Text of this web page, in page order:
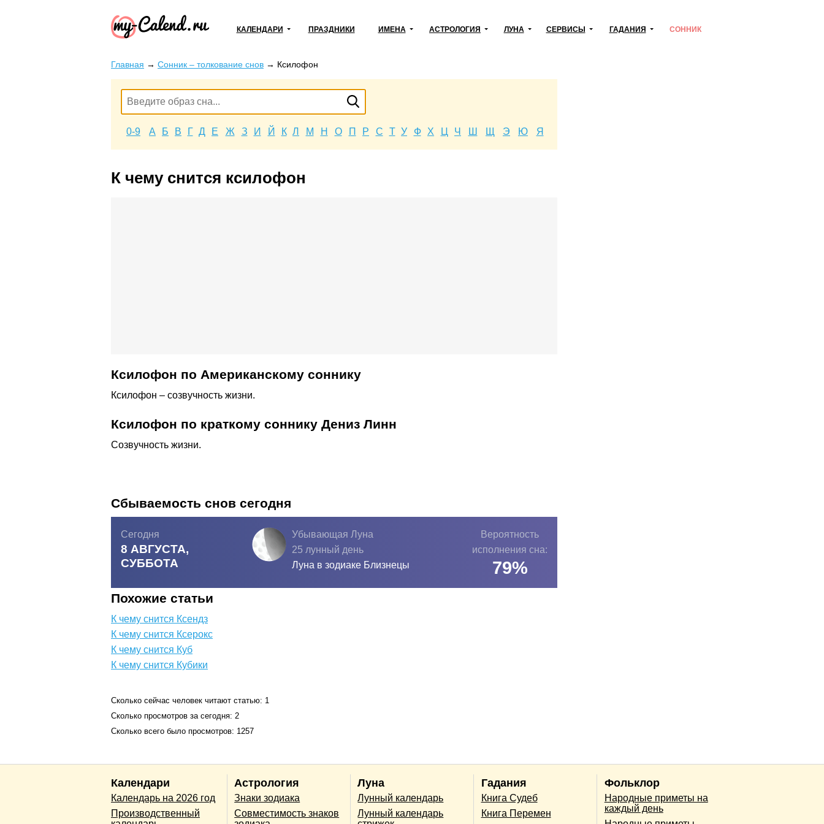
КАЛЕНДАРИ ПРАЗДНИКИ ИМЕНА АСТРОЛОГИЯ ЛУНА СЕРВИСЫ ГАДАНИЯ СОННИК
Главная → Сонник – толкование снов → Ксилофон
0-9 А Б В Г Д Е Ж З И Й К Л М Н О П Р С Т У Ф Х Ц Ч Ш Щ Э Ю Я
К чему снится ксилофон
Ксилофон по Американскому соннику
Ксилофон – созвучность жизни.
Ксилофон по краткому соннику Дениз Линн
Созвучность жизни.
Сбываемость снов сегодня
Сегодня
8 АВГУСТА,
СУББОТА
Убывающая Луна
25 лунный день
Луна в зодиаке Близнецы
Вероятность
исполнения сна:
79%
Похожие статьи
К чему снится Ксендз
К чему снится Ксерокс
К чему снится Куб
К чему снится Кубики
Сколько сейчас человек читают статью: 1
Сколько просмотров за сегодня: 2
Сколько всего было просмотров: 1257
Календари
Календарь на 2026 год
Производственный
Астрология
Знаки зодиака
Совместимость знаков
Луна
Лунный календарь
Лунный календарь
Гадания
Книга Судеб
Книга Перемен
Фольклор
Народные приметы на
каждый день